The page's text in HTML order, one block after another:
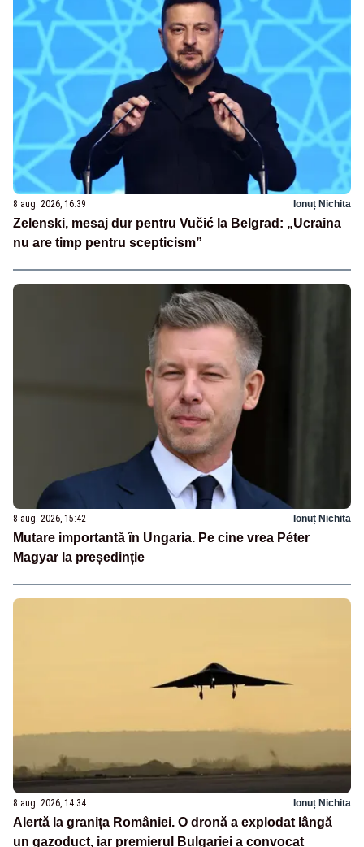
8 aug. 2026, 16:39 Ionuț Nichita
Zelenski, mesaj dur pentru Vučić la Belgrad: „Ucraina
nu are timp pentru scepticism”
8 aug. 2026, 15:42 Ionuț Nichita
Mutare importantă în Ungaria. Pe cine vrea Péter
Magyar la președinție
8 aug. 2026, 14:34 Ionuț Nichita
Alertă la granița României. O dronă a explodat lângă
un gazoduct, iar premierul Bulgariei a convocat